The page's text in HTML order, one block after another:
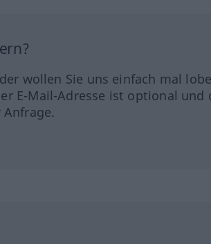
wollen Sie uns einfach mal
E-Mail-Adresse ist optional und